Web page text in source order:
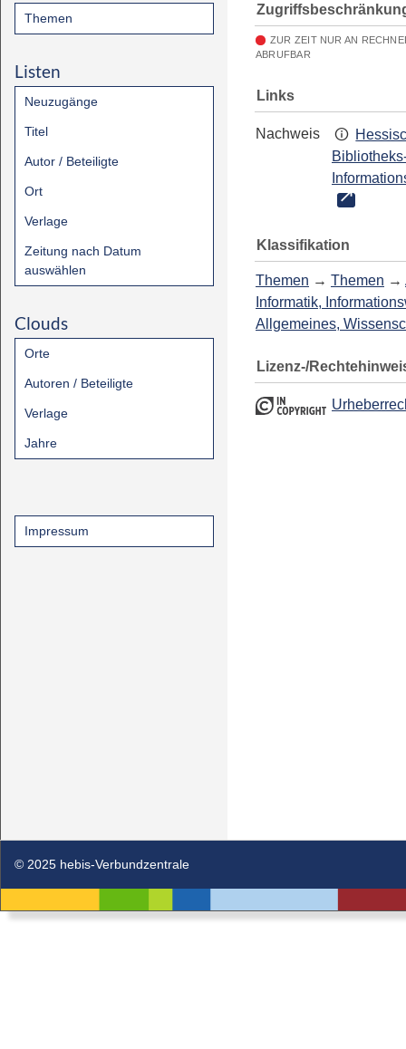
Themen
Listen
Neuzugänge
Titel
Autor / Beteiligte
Ort
Verlage
Zeitung nach Datum
auswählen
Clouds
Orte
Autoren / Beteiligte
Verlage
Jahre
Impressum
ZUR ZEIT NUR AN
ABRUFBAR
Links
Nachweis
Klassifikation
Themen → Themen →
Informatik,
Allgemeines,
Lizenz-/
© 2025 hebis-Verbundzentrale